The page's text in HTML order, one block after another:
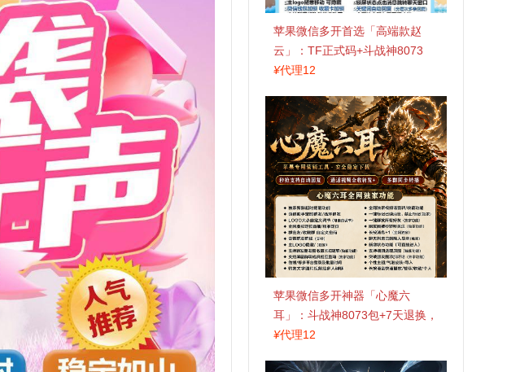
苹果微信多开首选「高端款赵
云」：TF正式码+斗战神8073
包，7天退换认准拍拍卡激活码
¥代理12
苹果微信多开神器「心魔六
耳」：斗战神8073包+7天退换，
认准拍拍卡激活码商城
¥代理12